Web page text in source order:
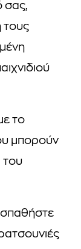
σας,
τους
το
μπορούν
του